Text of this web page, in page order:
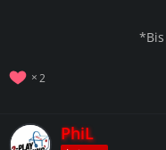
*Bis
2
PhiL